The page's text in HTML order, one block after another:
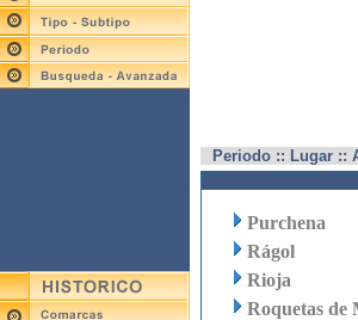
Periodo :: Lugar ::
Purchena
Rágol
Rioja
Roquetas de